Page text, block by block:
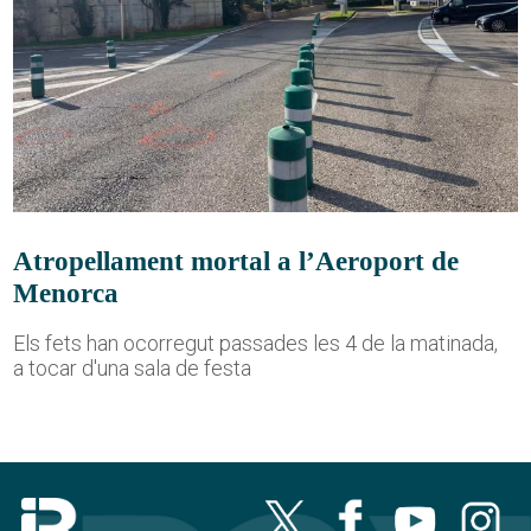
Atropellament mortal a l’Aeroport de
Menorca
Els fets han ocorregut passades les 4 de la matinada,
a tocar d'una sala de festa